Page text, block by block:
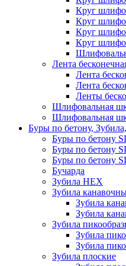
Круг
Круг
Круг
Круг
Лента
Лента
Лента
Ленты
Шлифовальная
Шлифовальная
Буры по бетону,
Буры по бетону
Буры по бетону
Буры по бетону
Бучарда
Зубила HEX
Зубила
Зубила
Зубила
Зубила
Зубила
Зубила
Зубила плоские